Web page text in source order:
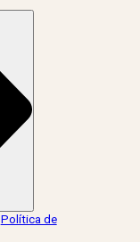
Política de